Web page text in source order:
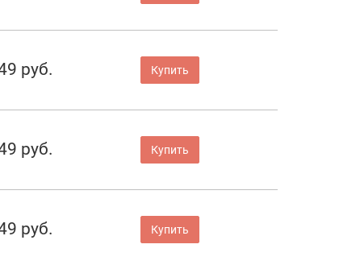
руб. Купить
руб. Купить
руб. Купить